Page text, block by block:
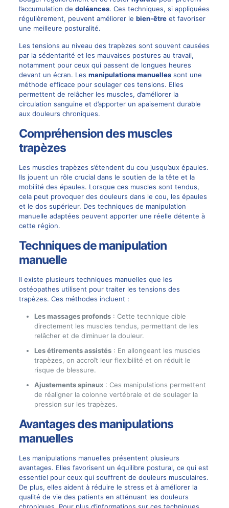
l’accumulation de doléances. Ces techniques, si appliquées
régulièrement, peuvent améliorer le bien-êtreet favoriser
une meilleure posturalité.
Les tensions au niveau des trapèzes sont souvent causées
par la sédentarité et les mauvaises postures au travail,
notamment pour ceux qui passent de longues heures
devant un écran. Les manipulations manuellessont une
méthode efficace pour soulager ces tensions. Elles
permettent de relâcher les muscles, d’améliorer la
circulation sanguine et d’apporter un apaisement durable
aux douleurs chroniques.
Compréhension des muscles
trapèzes
Les muscles trapèzes s’étendent du cou jusqu’aux épaules.
Ils jouent un rôle crucial dans le soutien de la tête et la
mobilité des épaules. Lorsque ces muscles sont tendus,
cela peut provoquer des douleurs dans le cou, les épaules
et le dos supérieur. Des techniques de manipulation
manuelle adaptées peuvent apporter une réelle détente à
cette région.
Techniques de manipulation
manuelle
Il existe plusieurs techniques manuelles que les
ostéopathes utilisent pour traiter les tensions des
trapèzes. Ces méthodes incluent :
Les massages profonds: Cette technique cible
directement les muscles tendus, permettant de les
relâcher et de diminuer la douleur.
Les étirements assistés: En allongeant les muscles
trapèzes, on accroît leur flexibilité et on réduit le
risque de blessure.
Ajustements spinaux: Ces manipulations permettent
de réaligner la colonne vertébrale et de soulager la
pression sur les trapèzes.
Avantages des manipulations
manuelles
Les manipulations manuelles présentent plusieurs
avantages. Elles favorisent un équilibre postural, ce qui est
essentiel pour ceux qui souffrent de douleurs musculaires.
De plus, elles aident à réduire le stress et à améliorer la
qualité de vie des patients en atténuant les douleurs